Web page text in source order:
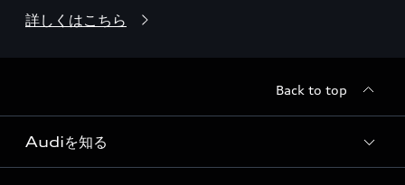
詳しくはこちら
Back to top
Audiを知る